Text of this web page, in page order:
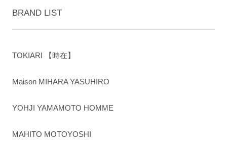
BRAND LIST
TOKIARI 【時在】
Maison MIHARA YASUHIRO
YOHJI YAMAMOTO HOMME
MAHITO MOTOYOSHI